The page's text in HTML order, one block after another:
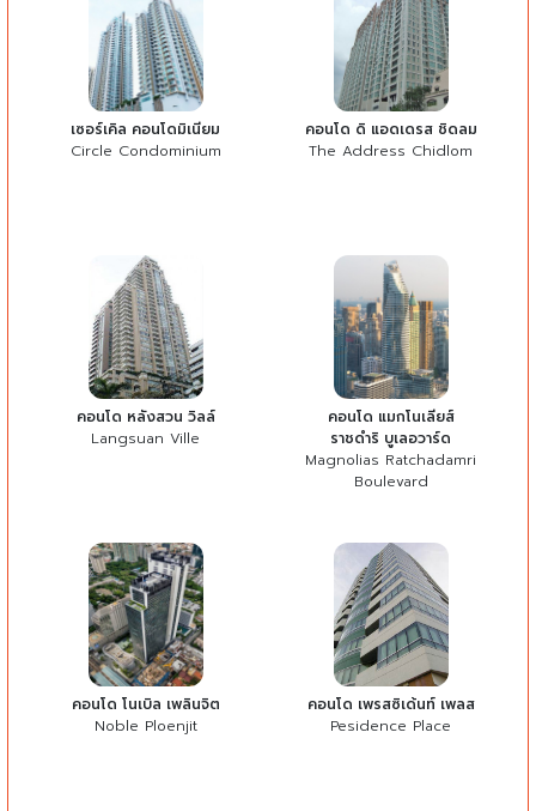
เซอร์เคิล คอนโดมิเนียม
Circle Condominium
คอนโด ดิ แอดเดรส ชิดลม
The Address Chidlom
คอนโด หลังสวน วิลล์
Langsuan Ville
คอนโด แมกโนเลียส์
ราชดำริ บูเลอวาร์ด
Magnolias Ratchadamri
Boulevard
คอนโด โนเบิล เพลินจิต
Noble Ploenjit
คอนโด เพรสซิเด้นท์ เพลส
Pesidence Place